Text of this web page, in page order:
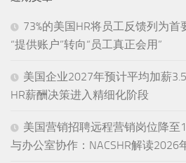
73%的美国HR将员工反馈列为
“提供账户”转向“员工真正会用”
美国企业2027年预计平均加薪
HR薪酬决策进入精细化阶段
美国营销招聘远程营销岗位降至
与办公室协作：NACSHR解读2026